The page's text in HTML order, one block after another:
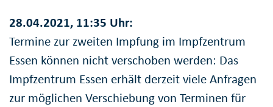
28.04.2021, 11:35 Uhr:
Termine zur zweiten Impfung im Impfzentrum
Essen können nicht verschoben werden: Das
Impfzentrum Essen erhält derzeit viele Anfragen
zur möglichen Verschiebung von Terminen für